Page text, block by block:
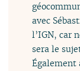
avec
l’IGN, car
sera le
Également